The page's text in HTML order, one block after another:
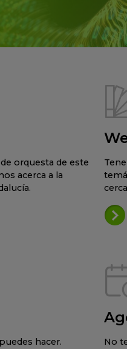
orquesta de este
acerca a la
hacer.
No